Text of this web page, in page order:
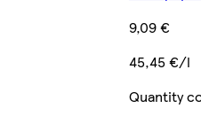
9,09 €
45,45 €/l
Quantity